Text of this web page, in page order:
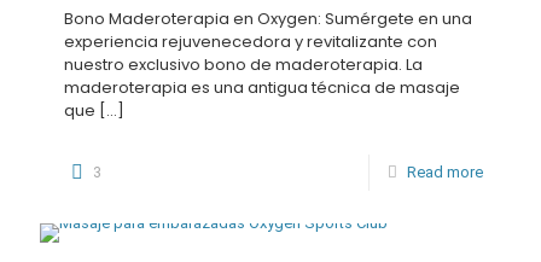
Bono Maderoterapia en Oxygen: Sumérgete en una
experiencia rejuvenecedora y revitalizante con
nuestro exclusivo bono de maderoterapia. La
maderoterapia es una antigua técnica de masaje
que […]
3 Read more